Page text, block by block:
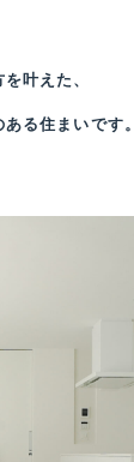
叶えた、
る住まいです。